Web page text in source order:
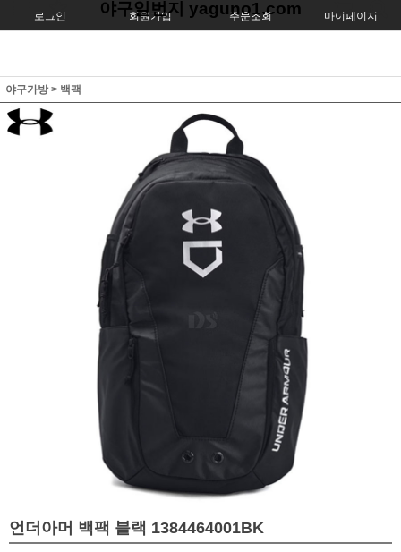
로그인 회원가입 주문조회 마이페이지
야구일번지 yaguno1.com
야구가방> 백팩
언더아머 백팩 블랙 1384464001BK